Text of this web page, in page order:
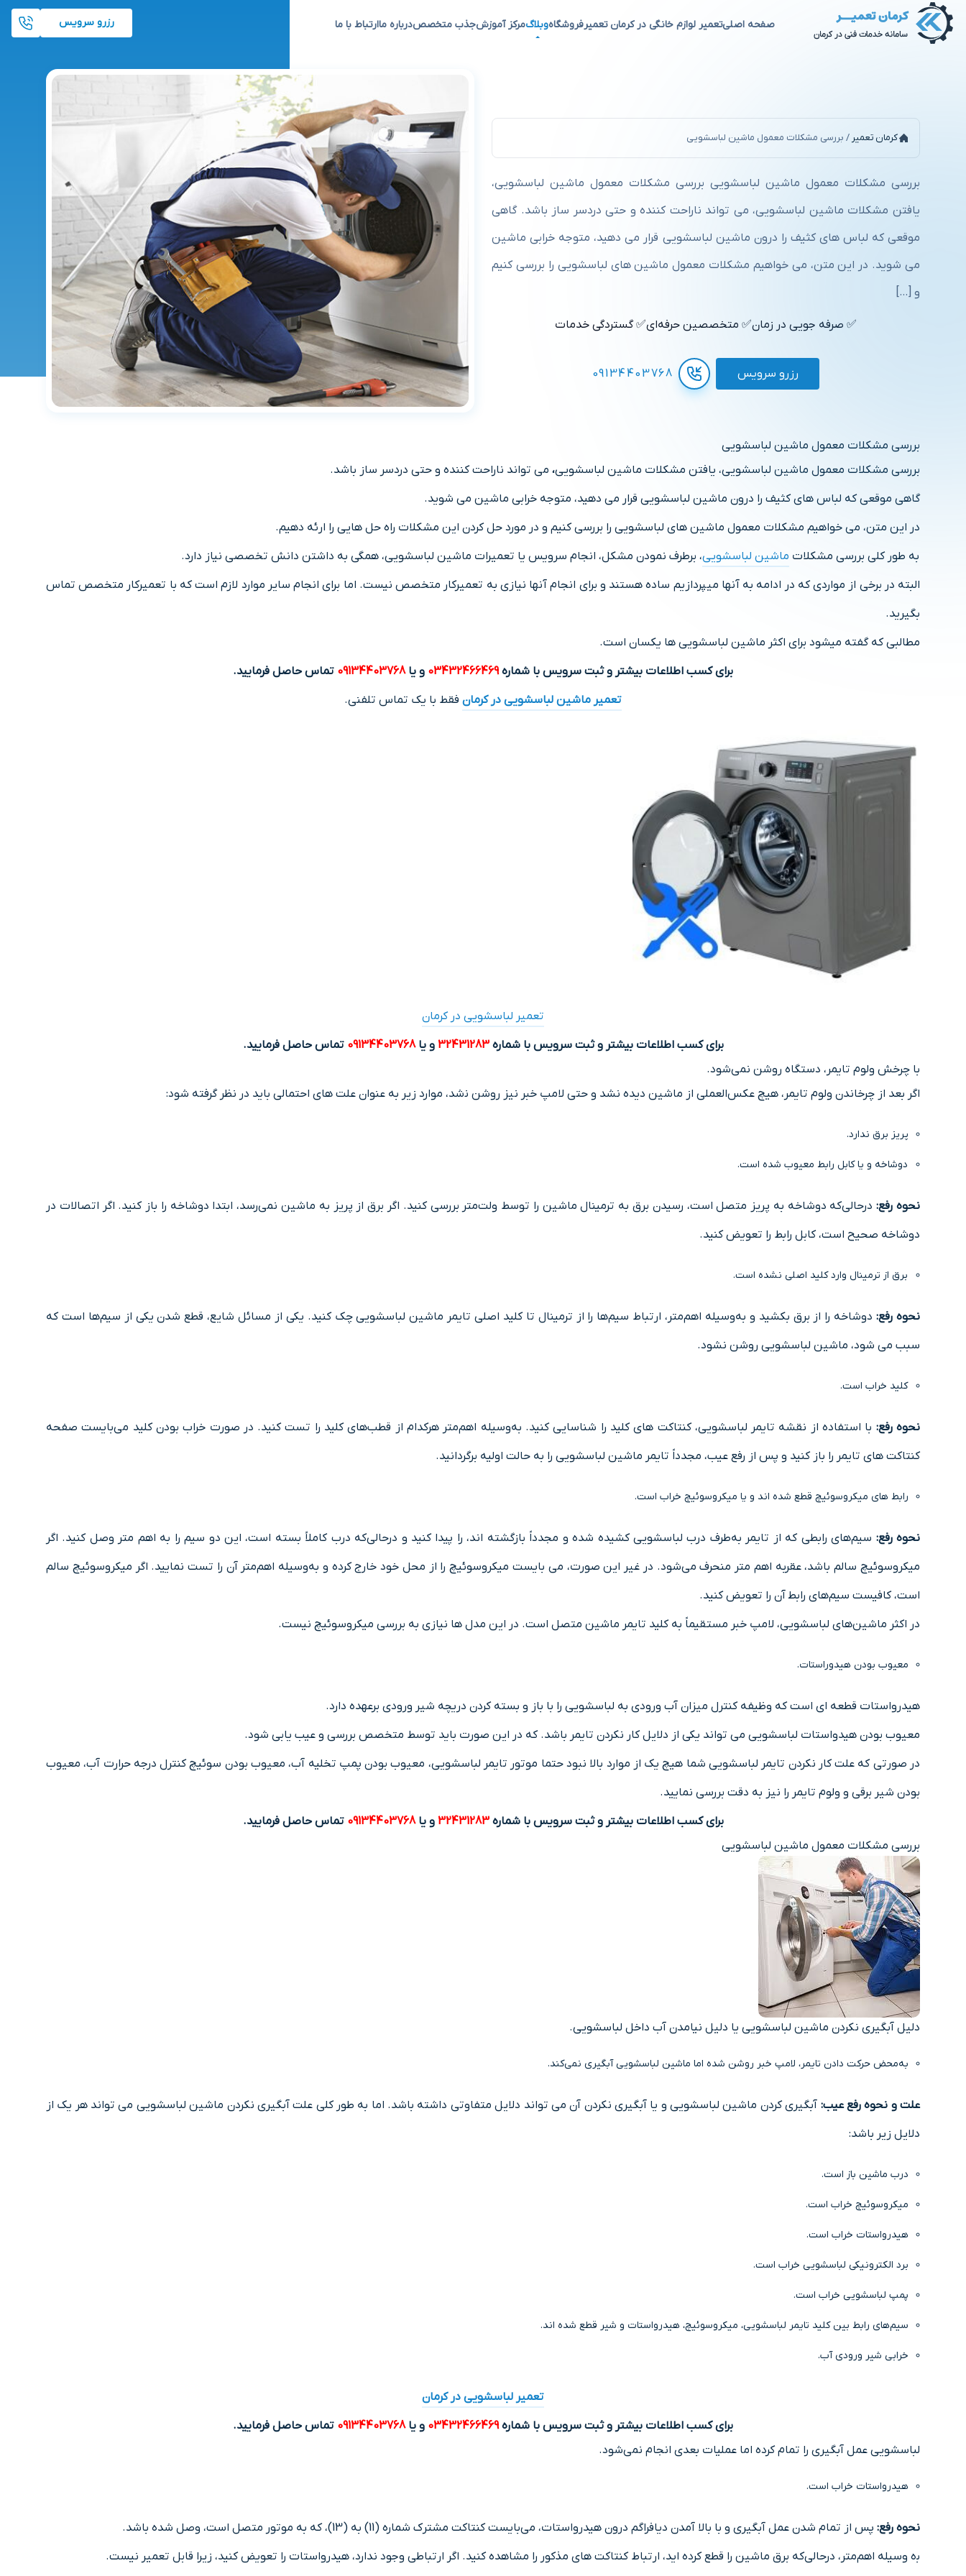
صفحه اصلیتعمیر لوازم خانگی در کرمان تعمیرفروشگاهوبلاگمرکز آموزشجذب متخصصدرباره ماارتباط با ما رزرو سرویس
کرمان تعمیر / بررسی مشکلات معمول ماشین لباسشویی
بررسی مشکلات معمول ماشین لباسشویی بررسی مشکلات معمول ماشین لباسشویی،
یافتن مشکلات ماشین لباسشویی، می تواند ناراحت کننده و حتی دردسر ساز باشد. گاهی
موقعی که لباس های کثیف را درون ماشین لباسشویی قرار می دهید، متوجه خرابی ماشین
می شوید. در این متن، می خواهیم مشکلات معمول ماشین های لباسشویی را بررسی کنیم
و […]
✅ صرفه جویی در زمان✅ متخصصین حرفه‌ای✅ گستردگی خدمات
رزرو سرویس 09134403768
بررسی مشکلات معمول ماشین لباسشویی
بررسی مشکلات معمول ماشین لباسشویی، یافتن مشکلات ماشین لباسشویی، می تواند ناراحت کننده و حتی دردسر ساز باشد.
گاهی موقعی که لباس های کثیف را درون ماشین لباسشویی قرار می دهید، متوجه خرابی ماشین می شوید.
در این متن، می خواهیم مشکلات معمول ماشین های لباسشویی را بررسی کنیم و در مورد حل کردن این مشکلات راه حل هایی را ارئه دهیم.
به طور کلی بررسی مشکلات ماشین لباسشویی، برطرف نمودن مشکل، انجام سرویس یا تعمیرات ماشین لباسشویی، همگی به داشتن دانش تخصصی نیاز دارد.
البته در برخی از مواردی که در ادامه به آنها میپردازیم ساده هستند و برای انجام آنها نیازی به تعمیرکار متخصص نیست. اما برای انجام سایر موارد لازم است که با تعمیرکار متخصص تماس
بگیرید.
مطالبی که گفته میشود برای اکثر ماشین لباسشویی ها یکسان است.
برای کسب اطلاعات بیشتر و ثبت سرویس با شماره03432466469 و یا09134403768 تماس حاصل فرمایید.
تعمیر ماشین لباسشویی در کرمان فقط با یک تماس تلفنی.
تعمیر لباسشویی در کرمان
برای کسب اطلاعات بیشتر و ثبت سرویس با شماره32431283 و یا09134403768 تماس حاصل فرمایید.
ﺑﺎ چرخش وﻟﻮم ﺗﺎﯾﻤﺮ، دستگاه روﺷﻦ نمی‌شود.
اﮔﺮ بعد از چرخاندن وﻟﻮم تایمر، ﻫﯿﭻ عکس‌العملی از ﻣﺎﺷﯿﻦ دﯾﺪه نشد و حتی ﻻﻣﭗ ﺧﺒﺮ ﻧﯿﺰ روﺷﻦ ﻧشد، موارد زیر به عنوان علت های احتمالی باید در نظر گرفته شود:
ﭘﺮﯾﺰ ﺑﺮق ﻧﺪارد.
دوﺷﺎﺧﻪ و ﯾﺎ ﮐﺎﺑﻞ راﺑﻂ ﻣﻌﯿﻮب ﺷﺪه است.
نحوه رفع:درحالی‌که دوﺷﺎﺧﻪ ﺑﻪ ﭘﺮﯾﺰ ﻣﺘﺼﻞ اﺳﺖ، رﺳﯿﺪن ﺑﺮق ﺑﻪ ﺗﺮﻣﯿﻨﺎل ﻣﺎﺷﯿﻦ را ﺗﻮﺳﻂ ولت‌متر بررسی ﮐﻨﯿﺪ. اﮔﺮ ﺑﺮق از ﭘﺮﯾﺰ ﺑﻪ ﻣﺎﺷﯿﻦ نمی‌رسد، اﺑﺘﺪا دوشاخه را باز کنید. اﮔﺮ اﺗﺼﺎﻻت در
دوشاخه ﺻﺤﯿﺢ اﺳﺖ، ﮐﺎﺑﻞ راﺑﻂ را ﺗﻌﻮﯾﺾ کنید.
ﺑﺮق از ﺗﺮﻣﯿﻨﺎل وارد ﮐﻠﯿﺪ اﺻﻠﯽ ﻧﺸﺪه است.
نحوه رﻓﻊ:دوشاخه را از ﺑﺮق بکشید و به‌وسیله اهم‌متر، ارﺗﺒﺎط سیم‌ها را از ﺗﺮﻣﯿﻨﺎل ﺗﺎ ﮐﻠﯿﺪ اﺻﻠﯽ ﺗﺎﯾﻤﺮ ماشین لباسشویی چک کنید. یکی از مسائل شایع، ﻗﻄﻊ شدن ﯾﮑﯽ از سیم‌ها است که
سبب می شود، ﻣﺎﺷﯿﻦ لباسشویی روﺷﻦ نشود.
ﮐﻠﯿﺪ ﺧﺮاب اﺳﺖ.
نحوه رفع: ﺑﺎ اﺳﺘﻔﺎده از ﻧﻘﺸﻪ ﺗﺎﯾﻤﺮ لباسشویی، ﮐﻨﺘﺎﮐﺖ ﻫﺎي ﮐﻠﯿﺪ را ﺷﻨﺎﺳﺎﯾﯽ کنید. به‌وسیله اهم‌متر هرکدام از قطب‌های ﮐﻠﯿﺪ را ﺗﺴﺖ ﮐﻨﯿﺪ. در ﺻﻮرت ﺧﺮاب ﺑﻮدن ﮐﻠﯿﺪ می‌بایست ﺻﻔﺤﻪ
ﮐﻨﺘﺎﮐﺖ ﻫﺎي ﺗﺎﯾﻤﺮ را باز کنید و ﭘﺲ از رﻓﻊ ﻋﯿﺐ، مجدداً ﺗﺎﯾﻤﺮ ماشین لباسشویی را به حالت اوﻟﯿﻪ برگردانید.
رابط‌ های ﻣﯿﮑﺮوﺳﻮﺋﯿﭻ ﻗﻄﻊ شده اند و ﯾﺎ ﻣﯿﮑﺮوﺳﻮﺋﯿﭻ ﺧﺮاب اﺳﺖ.
نحوه رفع: سیم‌های راﺑﻄﯽ ﮐﻪ از ﺗﺎﯾﻤﺮ به‌طرف درب لباسشویی کشیده شده و مجدداً بازگشته اند، را پیدا کنید و درحالی‌که درب کاملاً ﺑﺴﺘﻪ اﺳﺖ، اﯾﻦ دو ﺳﯿﻢ را ﺑﻪ اﻫﻢ ﻣﺘﺮ وصل کنید. اﮔﺮ
ﻣﯿﮑﺮوﺳﻮﺋﯿﭻ ﺳﺎﻟﻢ ﺑﺎﺷﺪ، ﻋﻘﺮﺑﻪ اهم متر ﻣﻨﺤﺮف می‌شود. در ﻏﯿﺮ اﯾﻦ ﺻﻮرت، می بایست ﻣﯿﮑﺮوﺳﻮﺋﯿﭻ را از ﻣﺤﻞ خود ﺧﺎرج کرده و به‌وسیله اهم‌متر آن را ﺗﺴﺖ ﻧﻤﺎﯾﯿﺪ. اﮔﺮ ﻣﯿﮑﺮوﺳﻮﺋﯿﭻ ﺳﺎﻟﻢ
اﺳﺖ، ﮐﺎﻓﯿﺴﺖ سیم‌های راﺑﻄ آن را ﺗﻌﻮﯾﺾ کنید.
در اﮐﺜﺮ ماشین‌های لباسشویی، ﻻﻣﭗ ﺧﺒﺮ مستقیماً ﺑﻪ ﮐﻠﯿﺪ ﺗﺎﯾﻤﺮ ماشین ﻣﺘﺼﻞ اﺳﺖ. در اﯾﻦ مدل ها ﻧﯿﺎزي ﺑﻪ بررسی ﻣﯿﮑﺮوﺳﻮﺋﯿﭻ نیست.
معیوب بودن هیدوراستات.
هیدرواستات قطعه ای است که وظیفه کنترل میزان آب ورودی به لباسشویی را با باز و بسته کردن دریچه شیر ورودی برعهده دارد.
معیوب بودن هیدواستات لباسشویی می تواند یکی از دلایل کار نکردن تایمر باشد. که در این صورت باید توسط متخصص بررسی و عیب یابی شود.
در صورتی که علت کار نکردن تایمر لباسشویی شما هیچ یک از موارد بالا نبود حتما موتور تایمر لباسشویی، معیوب بودن پمپ تخلیه آب، معیوب بودن سوئیچ کنترل درجه حرارت آب، معیوب
بودن شیر برقی و ولوم تایمر را نیز به دقت بررسی نمایید.
برای کسب اطلاعات بیشتر و ثبت سرویس با شماره32431283 و یا09134403768 تماس حاصل فرمایید.
بررسی مشکلات معمول ماشین لباسشویی
دلیل آبگیری نکردن ماشین لباسشویی یا دلیل نیامدن آب داخل لباسشویی.
به‌محض ﺣﺮﮐﺖ دادن تایمر، ﻻﻣﭗ ﺧﺒﺮ روشن‌ شده اﻣﺎ ﻣﺎﺷﯿﻦ لباسشویی آﺑﮕﯿﺮي نمی‌کند.
ﻋﻠﺖ و نحوه رﻓﻊ ﻋﯿﺐ: آبگیری کردن ماشین لباسشویی و یا آبگیری نکردن آن می تواند دلایل متفاوتی داشته باشد. اما به طور کلی علت آبگیری نکردن ماشین لباسشویی می تواند هر یک از
دلایل زیر باشد:
درب ﻣﺎﺷﯿﻦ ﺑﺎز اﺳﺖ.
ﻣﯿﮑﺮوﺳﻮﺋﯿﭻ ﺧﺮاب اﺳﺖ.
ﻫﯿﺪرواﺳﺘﺎت ﺧﺮاب اﺳﺖ.
برد الکترونیکی لباسشویی خراب است.
پمپ لباسشویی خراب است.
سیم‌های راﺑﻂ ﺑﯿﻦ ﮐﻠﯿﺪ ﺗﺎﯾﻤﺮ لباسشویی، ﻣﯿﮑﺮوﺳﻮﺋﯿﭻ، ﻫﯿﺪرواﺳﺘﺎت و ﺷﯿﺮ ﻗﻄﻊ ﺷﺪه اند.
خرابی شیر ورودی آب.
تعمیر لباسشویی در کرمان
برای کسب اطلاعات بیشتر و ثبت سرویس با شماره03432466469 و یا09134403768 تماس حاصل فرمایید.
لباسشویی ﻋﻤﻞ آبگیری را تمام کرده اﻣﺎ عملیات ﺑﻌﺪی اﻧﺠﺎم نمی‌شود.
ﻫﯿﺪرواﺳﺘﺎت ﺧﺮاب اﺳﺖ.
نحوه رﻓﻊ: ﭘﺲ از تمام شدن عمل آﺑﮕﯿﺮی و ﺑﺎ ﺑﺎﻻ آﻣﺪن دﯾﺎﻓﺮاﮔﻢ درون ﻫﯿﺪرواﺳﺘﺎت، می‌بایست ﮐﻨﺘﺎﮐﺖ ﻣﺸﺘﺮك شماره (11) به (13)، ﮐﻪ ﺑﻪ ﻣﻮﺗﻮر ﻣﺘﺼﻞ اﺳﺖ، وﺻﻞ ﺷﺪه ﺑﺎﺷﺪ.
ﺑه وسیله اهم‌متر، درحالی‌که ﺑﺮق ﻣﺎﺷﯿﻦ را ﻗﻄﻊ کرده اید، ارﺗﺒﺎط ﮐﻨﺘﺎﮐﺖ ﻫﺎی ﻣﺬﮐﻮر را ﻣﺸﺎﻫﺪه کنید. اﮔﺮ ارﺗﺒﺎطی وجود ندارد، ﻫﯿﺪرواﺳﺘﺎت را ﺗﻌﻮﯾﺾ ﮐﻨﯿﺪ، زﯾﺮا قابل ﺗﻌﻤﯿﺮ نیست.